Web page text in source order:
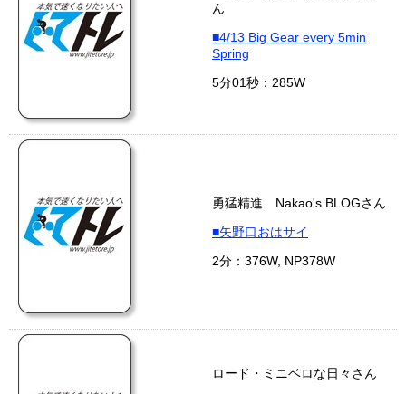
ん
■4/13 Big Gear every 5min
Spring
5分01秒：285W
勇猛精進 Nakao's BLOGさん
■矢野口おはサイ
2分：376W, NP378W
ロード・ミニベロな日々さん